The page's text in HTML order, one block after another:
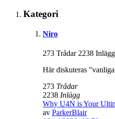
Kategori
Niro
273 Trådar 2238 Inlägg
Här diskuteras
273 Trådar
2238 Inlägg
Why U4N is Your
av ParkerBlair